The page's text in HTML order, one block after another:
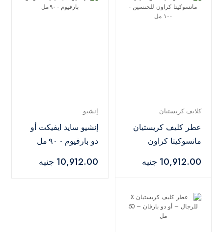
كلايف كريستيان
عطر كليف كريستيان
ماتسوكيتا كراون
10,912.00 جنيه
إنشيو
إنشيو سايد ايفيكت أو
دو بارفيوم - ٩٠ مل
10,912.00 جنيه